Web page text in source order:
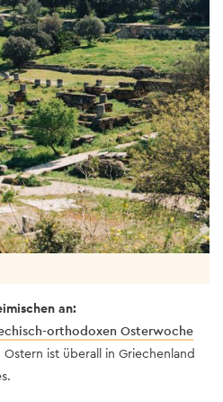
an:
orthodoxen Osterwoche
ist überall in Griechenland